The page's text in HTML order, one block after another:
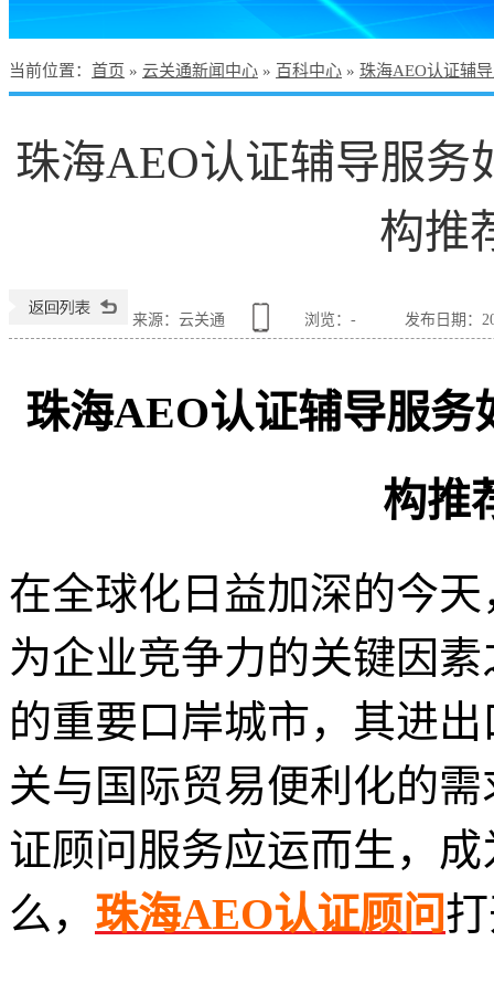
当前位置： 首页 » 云关通新闻中心 » 百科中心 » 珠海AEO认证辅
珠海AEO认证辅导服务
构推
来源：云关通 浏览： - 发布日期：
珠海AEO认证辅导服务
构推
在全球化日益加深的今
为企业竞争力的关键因
的重要口岸城市，其进
关与国际贸易便利化的
证顾问服务应运而生，
么， 珠海AEO认证顾问